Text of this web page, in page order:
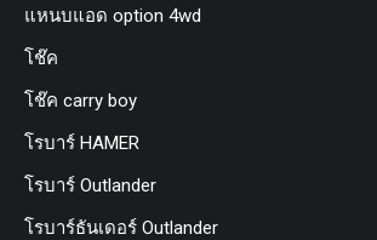
แหนบแอด option 4wd
โช๊ค
โช๊ค carry boy
โรบาร์ HAMER
โรบาร์ Outlander
โรบาร์ธันเดอร์ Outlander